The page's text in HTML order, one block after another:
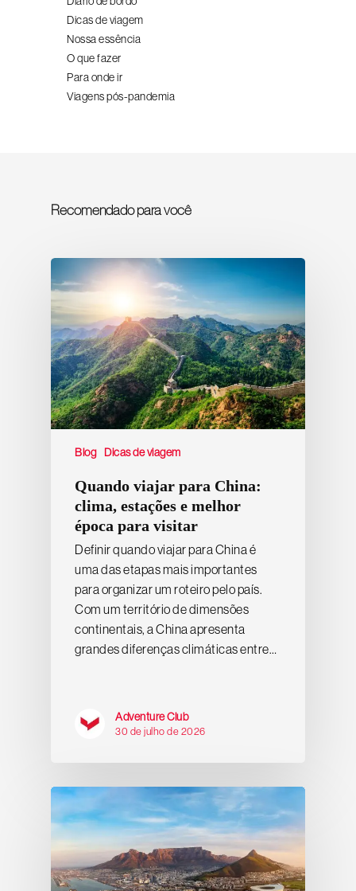
Dicas de viagem
Nossa essência
O que fazer
Para onde ir
Viagens pós-pandemia
Recomendado para você
Blog Dicas de viagem
Quando viajar para China:
clima, estações e melhor
época para visitar
Definir quando viajar para China é
uma das etapas mais importantes
para organizar um roteiro pelo país.
Com um território de dimensões
continentais, a China apresenta
grandes diferenças climáticas entre…
Adventure Club
30 de julho de 2026